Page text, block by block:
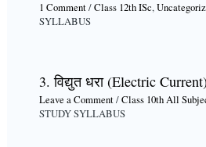
1 Comment/Class 12th ISc,
SYLLABUS
3. विद्युत धरा (Electric
Leave a Comment/Class 10th All
STUDY SYLLABUS